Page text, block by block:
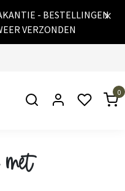
- BESTELLINGEN
VERZONDEN
0